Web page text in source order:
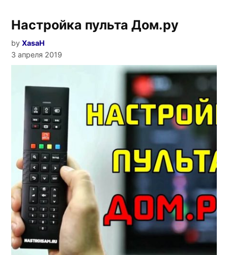
на
телевизоре»
Настройка пульта Дом.ру
by XasaH
3 апреля 2019